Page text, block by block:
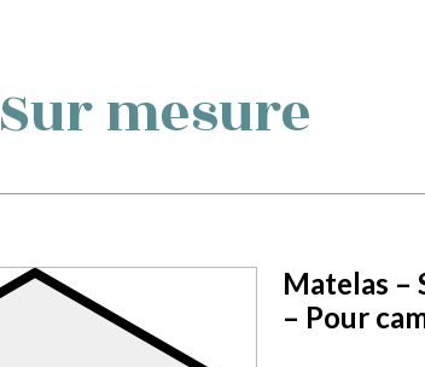
Sur mesure
Matelas –
– Pour